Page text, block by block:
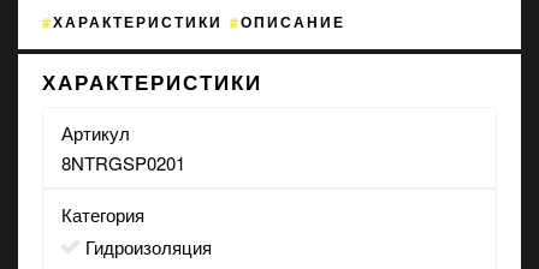
ХАРАКТЕРИСТИКИ ОПИСАНИЕ
ХАРАКТЕРИСТИКИ
Артикул
8NTRGSP0201
Категория
Гидроизоляция